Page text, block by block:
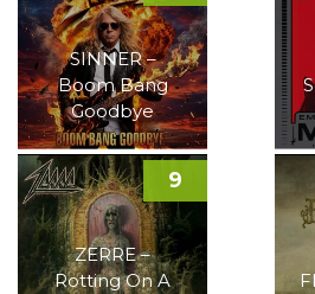
SINNER –
Boom Bang
Goodbye
ZERRE –
Rotting On A
9